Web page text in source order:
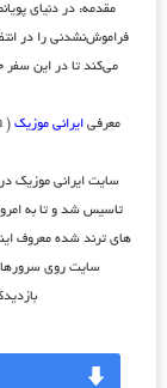
مقدمه: در دنیای
فراموش‌نشدنی را در
می‌کند تا در این سفر
معرفی ایرانی موزیک
تاسیس شد و تا به
های ترند شده معروف
سایت روی